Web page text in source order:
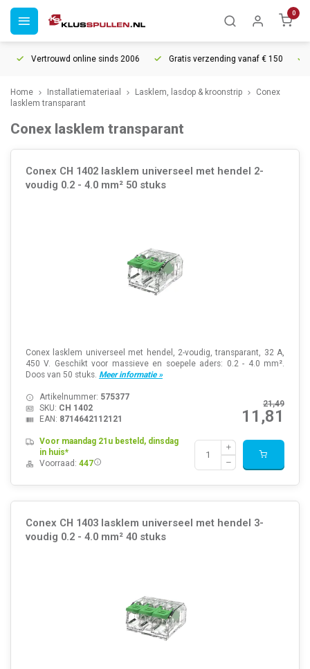
0
Vertrouwd online sinds 2006 Gratis verzending vanaf € 150
Home Installatiemateriaal Lasklem, lasdop & kroonstrip
Conex
lasklem transparant
Conex lasklem transparant
Conex CH 1402 lasklem universeel met hendel 2-
voudig 0.2 - 4.0 mm² 50 stuks
Conex lasklem universeel met hendel, 2-voudig, transparant, 32 A,
450 V. Geschikt voor massieve en soepele aders: 0.2 - 4.0 mm².
Doos van 50 stuks. Meer informatie »
21,49
11,81
Artikelnummer: 575377
SKU: CH 1402
EAN: 8714642112121
Voor maandag 21u besteld, dinsdag
in huis*
Voorraad: 447
Conex CH 1403 lasklem universeel met hendel 3-
voudig 0.2 - 4.0 mm² 40 stuks